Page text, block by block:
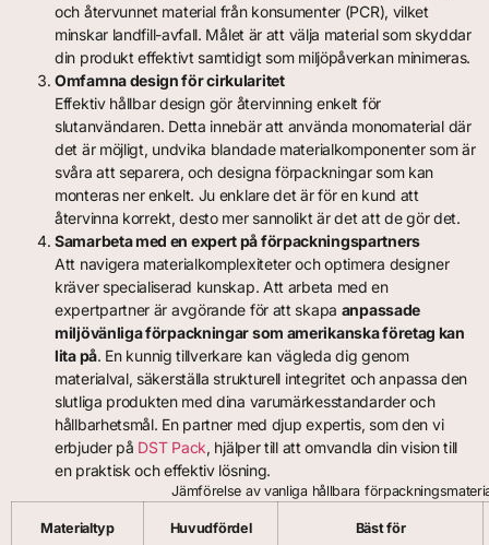
och återvunnet material från konsumenter (PCR), vilket
minskar landfill-avfall. Målet är att välja material som skyddar
din produkt effektivt samtidigt som miljöpåverkan minimeras.
Omfamna design för cirkularitet
Effektiv hållbar design gör återvinning enkelt för
slutanvändaren. Detta innebär att använda monomaterial där
det är möjligt, undvika blandade materialkomponenter som är
svåra att separera, och designa förpackningar som kan
monteras ner enkelt. Ju enklare det är för en kund att
återvinna korrekt, desto mer sannolikt är det att de gör det.
Samarbeta med en expert på förpackningspartners
Att navigera materialkomplexiteter och optimera designer
kräver specialiserad kunskap. Att arbeta med en
expertpartner är avgörande för att skapa anpassade
miljövänliga förpackningar som amerikanska företag kan
lita på. En kunnig tillverkare kan vägleda dig genom
materialval, säkerställa strukturell integritet och anpassa den
slutliga produkten med dina varumärkesstandarder och
hållbarhetsmål. En partner med djup expertis, som den vi
erbjuder på DST Pack, hjälper till att omvandla din vision till
en praktisk och effektiv lösning.
Jämförelse av vanliga hållbara
Materialtyp Huvudfördel Bäst för